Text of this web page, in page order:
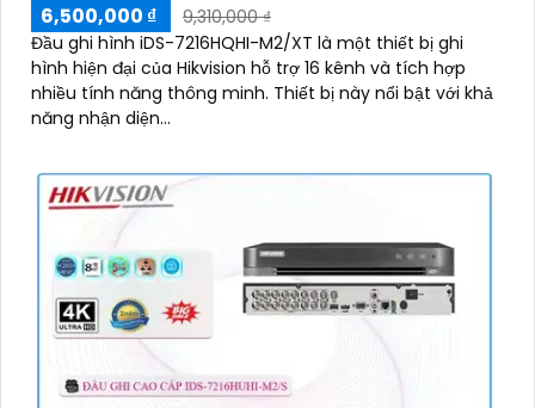
6,500,000 ₫
9,310,000 ₫
Đầu ghi hình iDS-7216HQHI-M2/XT là một thiết bị ghi
hình hiện đại của Hikvision hỗ trợ 16 kênh và tích hợp
nhiều tính năng thông minh. Thiết bị này nổi bật với khả
năng nhận diện...